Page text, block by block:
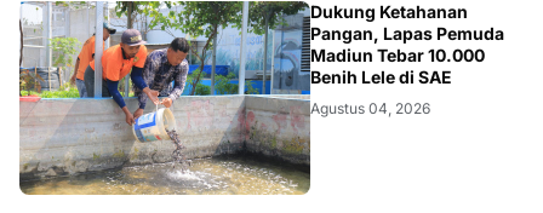
MADIUN
Dukung Ketahanan
Pangan, Lapas Pemuda
Madiun Tebar 10.000
Benih Lele di SAE
Agustus 04, 2026